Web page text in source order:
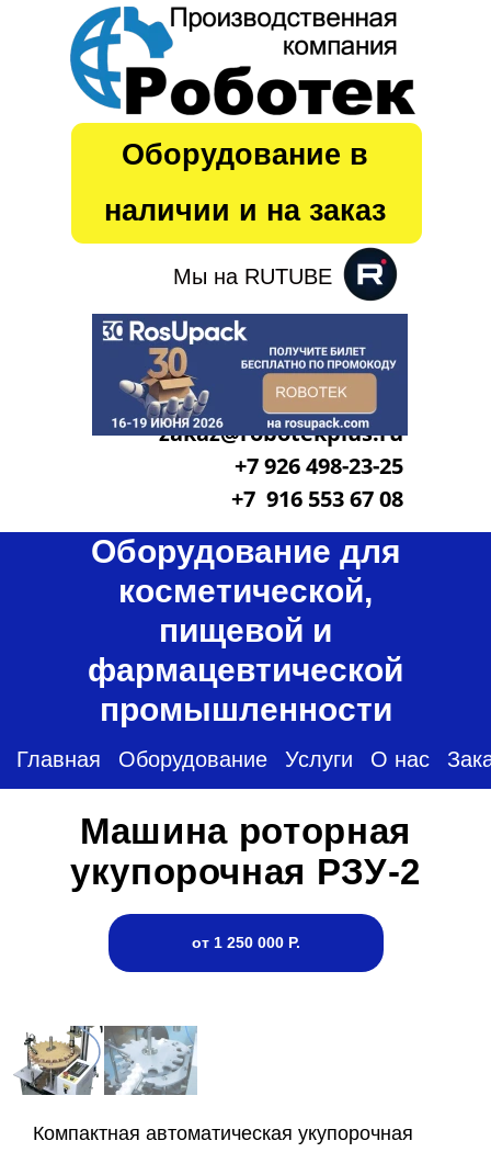
zakaz@robotekplus.ru
+7 926 498-23-25
+7 916 553 67 08
Оборудование в
наличии и на заказ
Мы на RUTUBE
Оборудование для
косметической,
пищевой и
фармацевтической
промышленности
Главная Оборудование Услуги О нас
Машина роторная
укупорочная РЗУ-2
от 1 250 000 Р.
Компактная автоматическая укупорочная